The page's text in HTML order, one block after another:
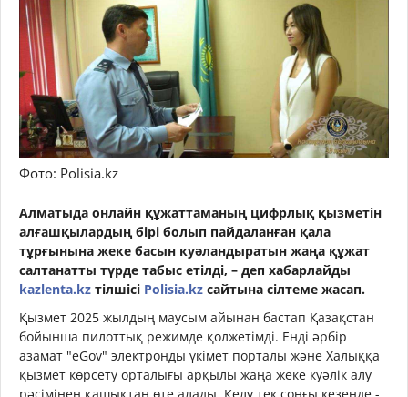
Фото: Polisia.kz
Алматыда онлайн құжаттаманың цифрлық қызметін
алғашқылардың бірі болып пайдаланған қала
тұрғынына жеке басын куәландыратын жаңа құжат
салтанатты түрде табыс етілді, – деп хабарлайды
kazlenta.kz тілшісі Polisia.kz сайтына сілтеме жасап.
Қызмет 2025 жылдың маусым айынан бастап Қазақстан
бойынша пилоттық режимде қолжетімді. Енді әрбір
азамат "eGov" электронды үкімет порталы және Халыққа
қызмет көрсету орталығы арқылы жаңа жеке куәлік алу